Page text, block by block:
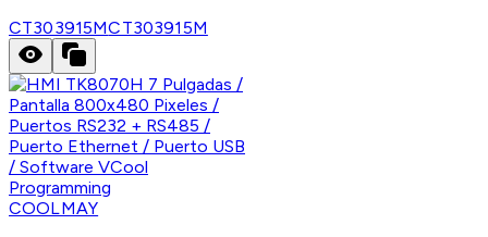
CT303915MCT303915M
COOLMAY